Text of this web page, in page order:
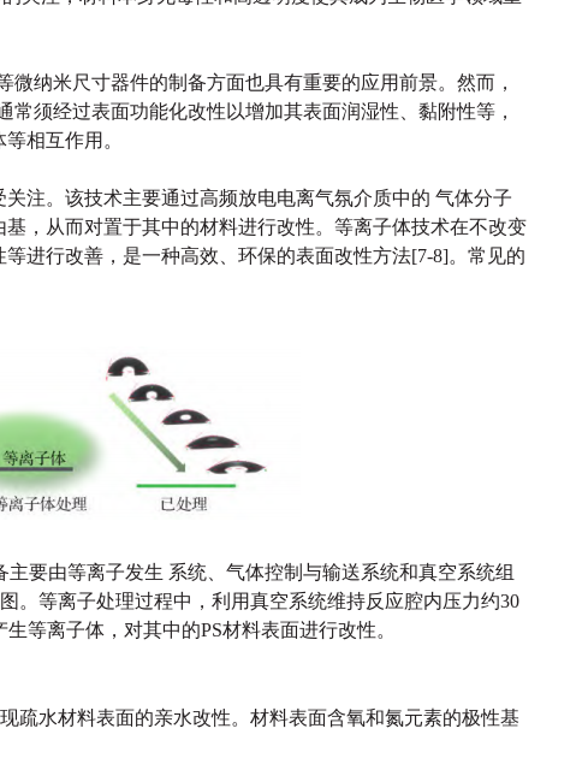
纳米尺寸器件的制备方面也具有重要的应用前景。然而，
须经过表面功能化改性以增加其表面润湿性、黏附性等，
相互作用。
注。该技术主要通过高频放电电离气氛介质中的 气体分子
，从而对置于其中的材料进行改性。等离子体技术在不改变
进行改善，是一种高效、环保的表面改性方法[7-8]。常见的
主要由等离子发生 系统、气体控制与输送系统和真空系统组
。等离子处理过程中，利用真空系统维持反应腔内压力约30
等离子体，对其中的PS材料表面进行改性。
疏水材料表面的亲水改性。材料表面含氧和氮元素的极性基